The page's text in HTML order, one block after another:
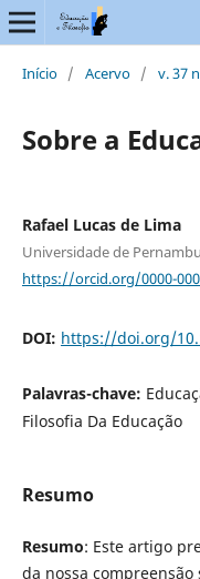
Início / Acervo / v. 37
Sobre a
Rafael Lucas de Lima
Universidade de
https://orcid.org/0000-
DOI: https://doi.org/
Palavras-chave:
Filosofia Da Educação
Resumo
Resumo: Este artigo
da nossa compreensão